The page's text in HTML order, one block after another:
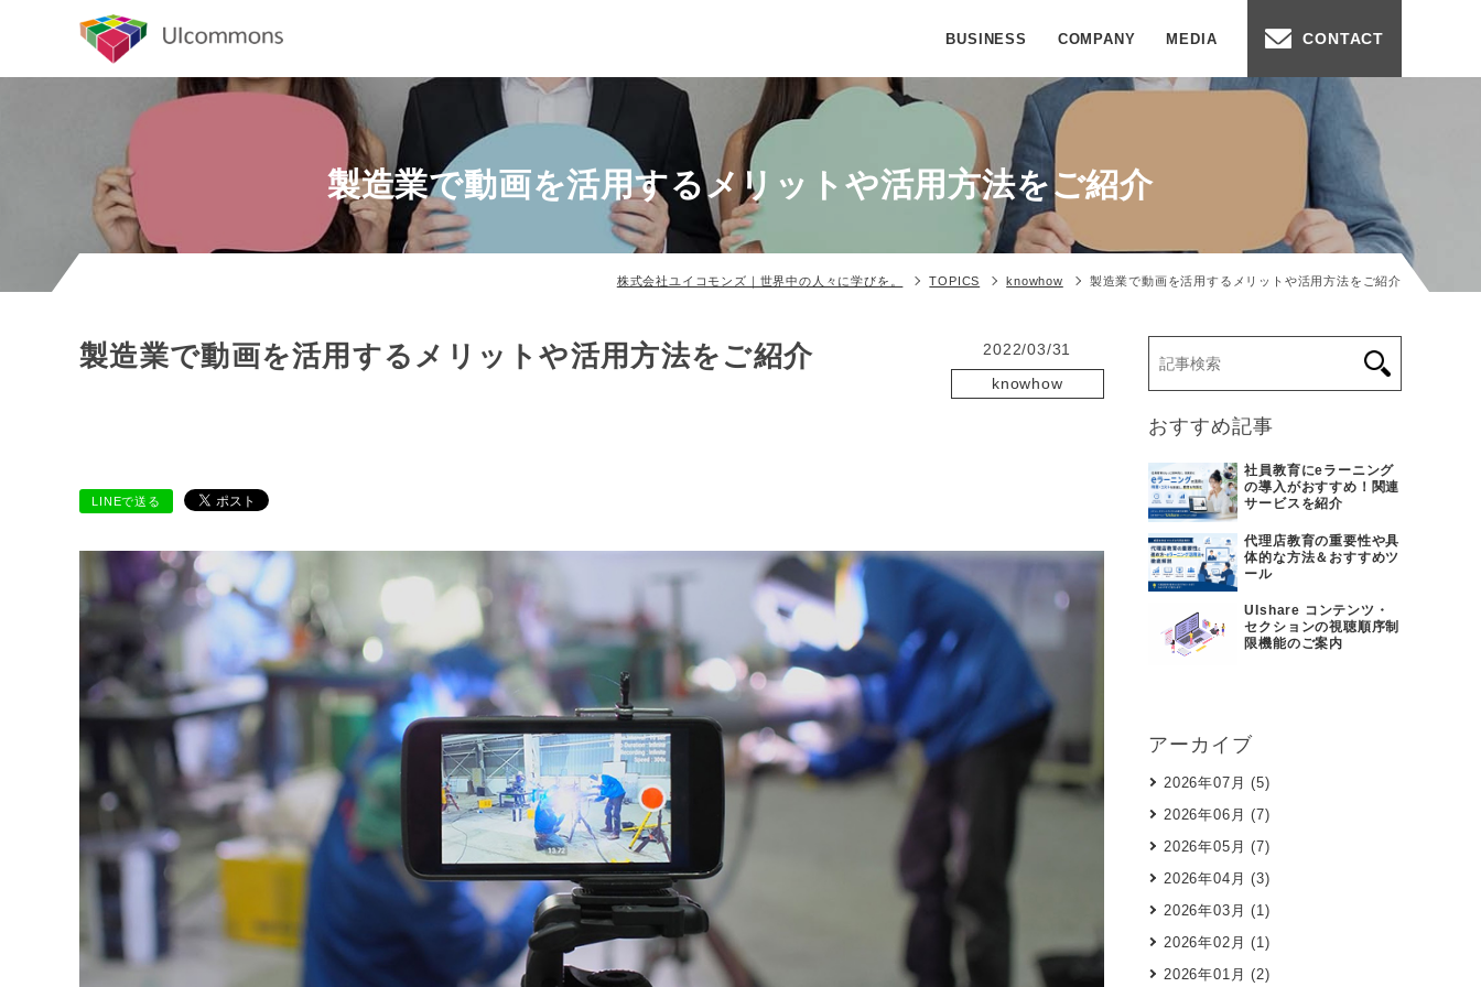
BUSINESS COMPANY MEDIA CONTACT
製造業で動画を活用するメリットや活用方法をご紹介
株式会社ユイコモンズ｜世界中の人々に学びを。 TOPICS knowhow 製造業で動画を活用するメリットや活用方法をご紹介
製造業で動画を活用するメリットや活用方法をご紹介
2022/03/31
knowhow
LINEで送る
おすすめ記事
社員教育にeラーニング
の導入がおすすめ！関連
サービスを紹介
代理店教育の重要性や具
体的な方法＆おすすめツ
ール
UIshare コンテンツ・
セクションの視聴順序制
限機能のご案内
アーカイブ
2026年07月 (5)
2026年06月 (7)
2026年05月 (7)
2026年04月 (3)
2026年03月 (1)
2026年02月 (1)
2026年01月 (2)